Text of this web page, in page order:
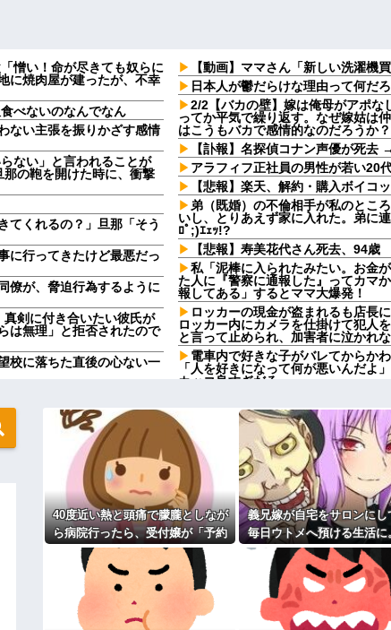
憎い！命が尽きても奴らに
に焼肉屋が建ったが、不幸
べないのなんでなん
ない主張を振りかざす感情
ない」と言われることが
の鞄を開けた時に、衝撃
てくれるの？」旦那「そう
に行ってきたけど最悪だっ
僚が、脅迫行為するように
真剣に付き合いたい彼氏が
は無理」と拒否されたので
に落ちた直後の心ない一
らんよな？よな？w w w
品通さないといけないん
てしまった結果…
竹を切るだけで600万再生
なw w w w w w w w
ける生活に。数年後、その
旦那「会社辞めて来た」私
コイツでいいの？」彼「な
さい！（私）さん、実は...
【動画】ママさん「新しい洗濯
日本人が鬱だらけな理由って何だ
2/2【バカの壁】嫁は俺母がアポな
ってか平気で繰り返す。なぜ嫁姑は
はこうもバカで感情的なのだろうか？
【訃報】名探偵コナン声優が死去
アラフィフ正社員の男性が若い20
【悲報】楽天、解約・購入ボイコ
弟（既婚）の不倫相手が私のとこ
いし、とりあえず家に入れた。弟に
ﾛﾟ;)ｴｪｯ!?
【悲報】寿美花代さん死去、94
私「泥棒に入られたみたい。お金
た人に『警察に通報した』ってカマ
報してある」するとママ大爆発！
ロッカーの現金が盗まれるも店長
ロッカー内にカメラを仕掛けて犯人
と言って止められ、加害者に泣かれ
電車内で好きな子がバレてからか
「人を好きになって何が悪いんだ
カッコ良すぎだろ
い！」←語彙力無さすぎだろｗｗｗ他
管理入院を1ヶ月することになり
りることになったが、私には一銭も
これは普通なの？
女を作って家を出たコトメ夫。コ
→近所のお店に本当に放火して逮捕
で遊んで暮らしてる
友達の家に遊びに行ったらアルバ
知らない写真
旦那を亡くして８年。介護するつ
行け」とコトメがうるさい。私もウ
ないでくれる！
お前ら『ペルチェ素子の首ネック
【衝撃】ジャンプストアで大量注
捕 238アカウント、総額43億円超
40度近い熱と頭痛で朦朧としなが
ら病院行ったら、受付嬢が「予約
のない人は診ません」と拒否され
た。タクシーを呼ぶための電話も
貸してくれず...
義兄嫁が自宅をサロンにし
毎日ウトメへ預ける生活に
後、そのツケが一気に回
て…